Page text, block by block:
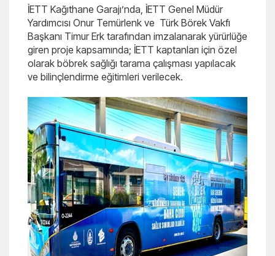
İETT Kağıthane Garajı’nda, İETT Genel Müdür
Yardımcısı Onur Temürlenk ve Türk Börek Vakfı
Başkanı Timur Erk tarafından imzalanarak yürürlüğe
giren proje kapsamında; İETT kaptanları için özel
olarak böbrek sağlığı tarama çalışması yapılacak
ve bilinçlendirme eğitimleri verilecek.